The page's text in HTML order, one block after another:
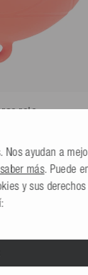
rojo
Nos ayudan a
más. Puede
y sus